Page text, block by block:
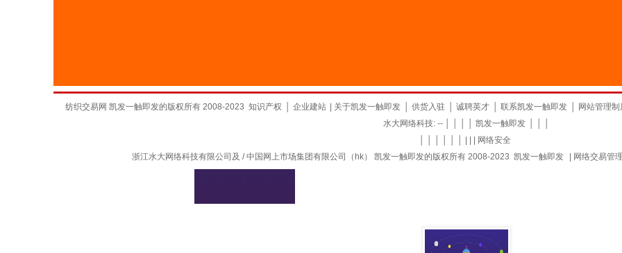
纺织交易网 凯发一触即发的版权所有 2008-2023 知识产权 企业建站 关于凯发一触即发 供货入驻 诚聘英才 联系凯发一触即发 网站管理制
水大网络科技: -- │ │ │ │ 凯发一触即发
网络安全
浙江水大网络科技有限公司及 / 中国网上市场集团有限公司（hk） 凯发一触即发的版权所有 2008-2023 凯发一触即发 网络交易管